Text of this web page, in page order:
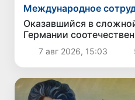
Международное
Оказавшийся в
Германии
Узбекистан
7 авг 2026, 15:03